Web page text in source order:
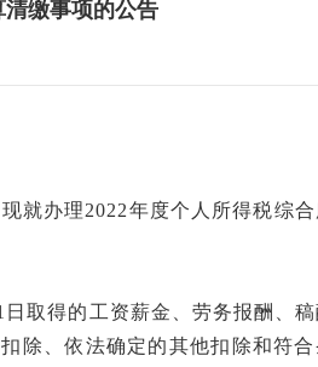
缴事项的公告
就办理2022年度个人所得税综
取得的工资薪金、劳务报酬、稿
除、依法确定的其他扣除和符合